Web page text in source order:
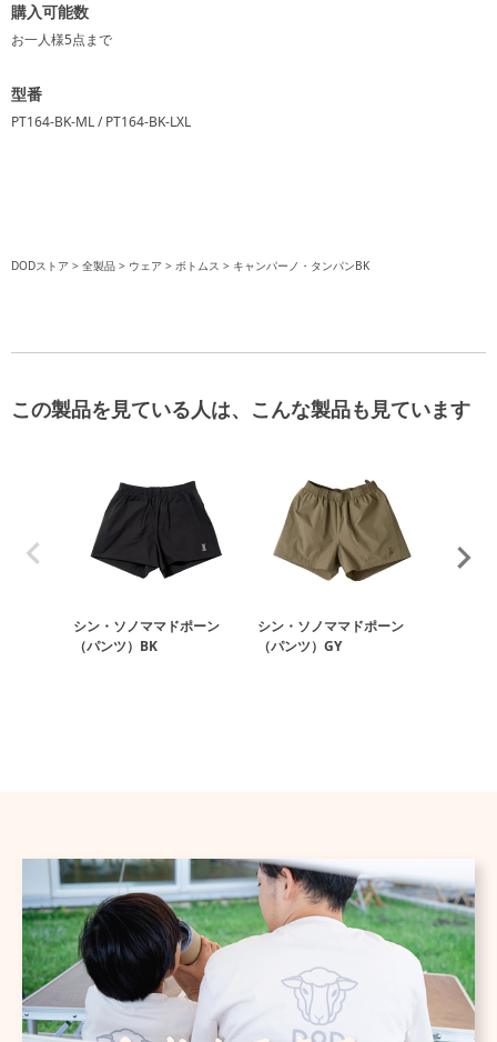
購入可能数
お一人様5点まで
型番
PT164-BK-ML / PT164-BK-LXL
DODストア 全製品 ウェア ボトムス キャンパーノ・タンパンBK
この製品を見ている人は、こんな製品も見ています
シン・ソノママドポーン
（パンツ）BK
シン・ソノママドポーン
（パンツ）GY